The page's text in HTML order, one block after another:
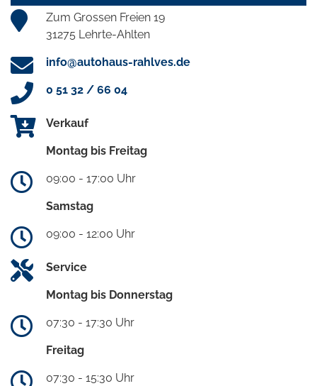
Zum Grossen Freien 19
31275 Lehrte-Ahlten
info@autohaus-rahlves.de
0 51 32 / 66 04
Verkauf
Montag bis Freitag
09:00 - 17:00 Uhr
Samstag
09:00 - 12:00 Uhr
Service
Montag bis Donnerstag
07:30 - 17:30 Uhr
Freitag
07:30 - 15:30 Uhr